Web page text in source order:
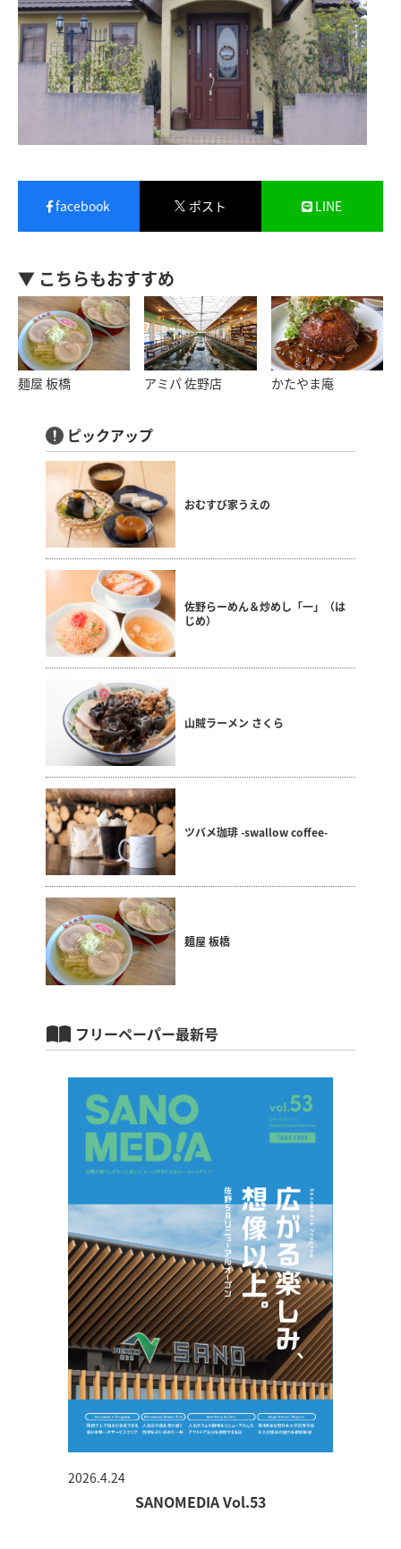
facebook ポスト LINE
▼ こちらもおすすめ
麺屋 板橋 アミパ 佐野店 かたやま庵
ピックアップ
おむすび家うえの
佐野らーめん＆炒めし「一」（は
じめ）
山賊ラーメン さくら
ツバメ珈琲 -swallow coffee-
麺屋 板橋
フリーペーパー最新号
SANOMEDIA Vol.53
2026.4.24